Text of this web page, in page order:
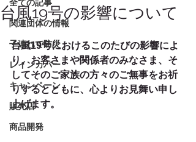
全ての記事
関連団体の情報
子連れで防災
レインカバー
キャンペーン
販売店
商品開発
台風19号の影響について
台風19号におけるこのたびの影響によ
り、お客さまや関係者のみなさま、そ
してそのご家族の方々のご無事をお祈
りするとともに、心よりお見舞い申し
上げます。